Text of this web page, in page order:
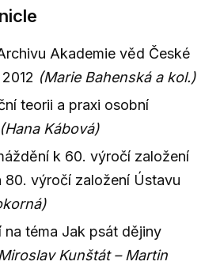
Akademie věd České
(Marie Bahenská a kol.)
teorii a praxi osobní
(Hana Kábová)
k 60. výročí založení
80. výročí založení Ústavu
na téma Jak psát dějiny
Kunštát – Martin